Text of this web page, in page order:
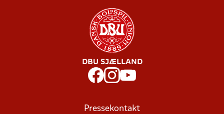
DBU SJÆLLAND
Pressekontakt